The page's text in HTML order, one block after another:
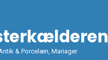
& Porcelæn, Mariager